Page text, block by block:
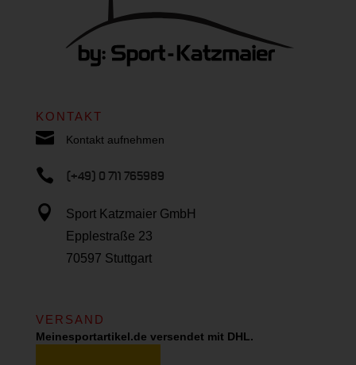
KONTAKT
 Kontakt aufnehmen
 (+49) 0 711 765989

Sport Katzmaier GmbH
Epplestraße 23
70597 Stuttgart
VERSAND
Meinesportartikel.de versendet mit DHL.